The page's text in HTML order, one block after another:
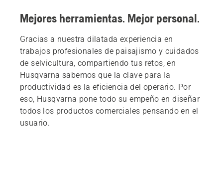
Mejores herramientas. Mejor personal.
Gracias a nuestra dilatada experiencia en
trabajos profesionales de paisajismo y cuidados
de selvicultura, compartiendo tus retos, en
Husqvarna sabemos que la clave para la
productividad es la eficiencia del operario. Por
eso, Husqvarna pone todo su empeño en diseñar
todos los productos comerciales pensando en el
usuario.